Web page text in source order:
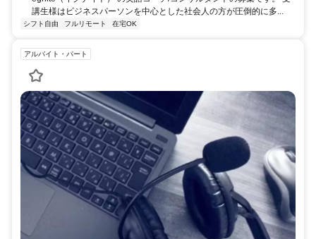
講生様はビジネスパーソンを中心とした社会人の方が圧倒的に多...
シフト自由 フルリモート 在宅OK
アルバイト・パート